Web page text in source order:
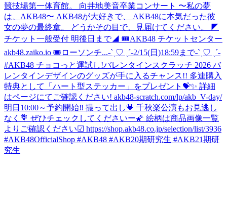
競技場第一体育館。 向井地美音卒業コンサート 〜私の夢
は、AKB48〜 AKB48が大好きで、 AKB48に本気だった彼
女の夢の最終章。 どうかその目で、見届けてください。 ◤
チケット一般受付 明後日まで◢ 🎟AKB48 チケットセンター
akb48.zaiko.io 🎟ローソンチ...˗ˋˏ♡ ˎˊ˗2/15(日)18:59まで˗ˋˏ♡ ˎˊ˗
#AKB48 チョコっと運試し!バレンタインスクラッチ 2026 バ
レンタインデザインのグッズが手に入るチャンス!! 多連購入
特典として「ハート型ステッカー」をプレゼント💝✨ 詳細
はページにてご確認ください! akb48-scratch.com/lp/akb_V-day/
明日10:00～予約開始‼️ 撮って出し💗 千秋楽公演もお見逃し
なく💐 ぜひチェックしてくださいー🌠 絵柄は商品画像一覧
よりご確認ください☑ https://shop.akb48.co.jp/selection/list/3936
#AKB48OfficialShop #AKB48 #AKB20期研究生 #AKB21期研
究生